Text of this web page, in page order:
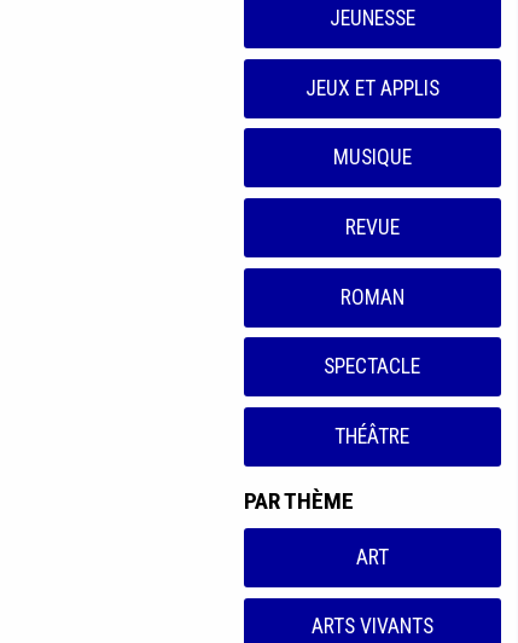
JEUNESSE
JEUX ET APPLIS
MUSIQUE
REVUE
ROMAN
SPECTACLE
THÉÂTRE
PAR THÈME
ART
ARTS VIVANTS